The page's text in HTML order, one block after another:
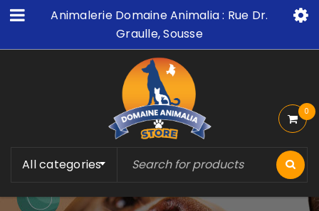
Animalerie Domaine Animalia : Rue Dr.
Graulle, Sousse
All categories
0